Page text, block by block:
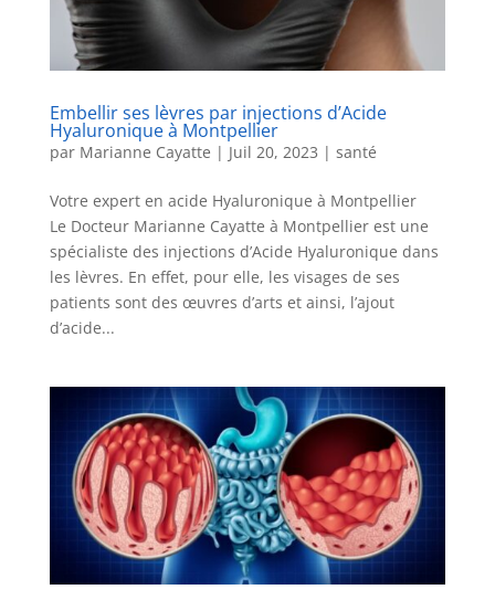
Embellir ses lèvres par injections d’Acide
Hyaluronique à Montpellier
par Marianne Cayatte | Juil 20, 2023 | santé
Votre expert en acide Hyaluronique à Montpellier
Le Docteur Marianne Cayatte à Montpellier est une
spécialiste des injections d’Acide Hyaluronique dans
les lèvres. En effet, pour elle, les visages de ses
patients sont des œuvres d’arts et ainsi, l’ajout
d’acide...